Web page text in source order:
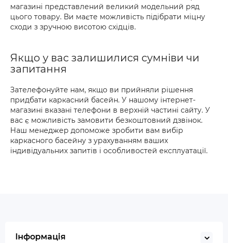
магазині представлений великий модельний ряд
цього товару. Ви маєте можливість підібрати міцну
сходи з зручною висотою східців.
Якщо у вас залишилися сумніви чи
запитання
Зателефонуйте нам, якщо ви прийняли рішення
придбати каркасний басейн. У нашому інтернет-
магазині вказані телефони в верхній частині сайту. У
вас є можливість замовити безкоштовний дзвінок.
Наш менеджер допоможе зробити вам вибір
каркасного басейну з урахуванням ваших
індивідуальних запитів і особливостей експлуатації.
Інформація